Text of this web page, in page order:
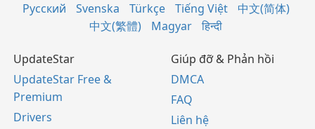
Русский
Svenska Türkçe Tiếng Việt
中文(简体)
中文(繁體)
Magyar हिन्दी
UpdateStar
UpdateStar Free &
Premium
Drivers
Giúp đỡ & Phản hồi
DMCA
FAQ
Liên hệ